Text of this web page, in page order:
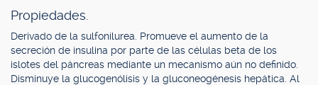
Propiedades.
Derivado de la sulfonilurea. Promueve el aumento de la
secreción de insulina por parte de las células beta de los
islotes del páncreas mediante un mecanismo aún no definido.
Disminuye la glucogenólisis y la gluconeogénesis hepática. Al